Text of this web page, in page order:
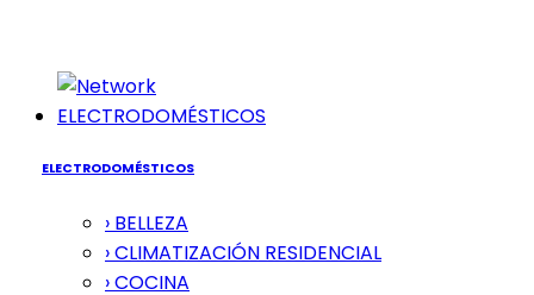
ELECTRODOMÉSTICOS
ELECTRODOMÉSTICOS
› BELLEZA
› CLIMATIZACIÓN RESIDENCIAL
› COCINA